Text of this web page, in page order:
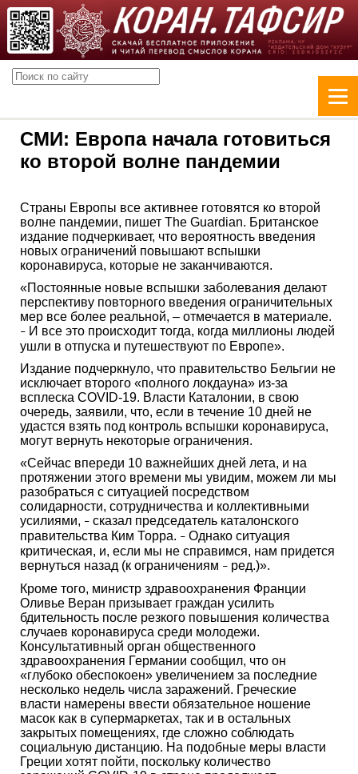
СМИ: Европа начала готовиться
ко второй волне пандемии
Страны Европы все активнее готовятся ко второй
волне пандемии, пишет The Guardian. Британское
издание подчеркивает, что вероятность введения
новых ограничений повышают вспышки
коронавируса, которые не заканчиваются.
«Постоянные новые вспышки заболевания делают
перспективу повторного введения ограничительных
мер все более реальной, – отмечается в материале.
– И все это происходит тогда, когда миллионы людей
ушли в отпуска и путешествуют по Европе».
Издание подчеркнуло, что правительство Бельгии не
исключает второго «полного локдауна» из-за
всплеска COVID-19. Власти Каталонии, в свою
очередь, заявили, что, если в течение 10 дней не
удастся взять под контроль вспышки коронавируса,
могут вернуть некоторые ограничения.
«Сейчас впереди 10 важнейших дней лета, и на
протяжении этого времени мы увидим, можем ли мы
разобраться с ситуацией посредством
солидарности, сотрудничества и коллективными
усилиями, – сказал председатель каталонского
правительства Ким Торра. – Однако ситуация
критическая, и, если мы не справимся, нам придется
вернуться назад (к ограничениям – ред.)».
Кроме того, министр здравоохранения Франции
Оливье Веран призывает граждан усилить
бдительность после резкого повышения количества
случаев коронавируса среди молодежи.
Консультативный орган общественного
здравоохранения Германии сообщил, что он
«глубоко обеспокоен» увеличением за последние
несколько недель числа заражений. Греческие
власти намерены ввести обязательное ношение
масок как в супермаркетах, так и в остальных
закрытых помещениях, где сложно соблюдать
социальную дистанцию. На подобные меры власти
Греции хотят пойти, поскольку количество